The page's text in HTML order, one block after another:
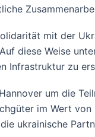
mit der
diese Weise
Infrastruktur zu
um die
im Wert
ukrainische